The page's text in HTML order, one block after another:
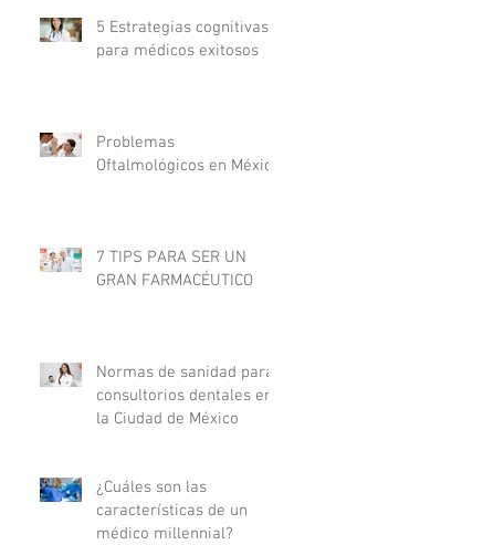
5 Estrategias cognitivas
para médicos exitosos
Problemas
Oftalmológicos en México
7 TIPS PARA SER UN
GRAN FARMACÉUTICO
Normas de sanidad para
consultorios dentales en
la Ciudad de México
¿Cuáles son las
características de un
médico millennial?